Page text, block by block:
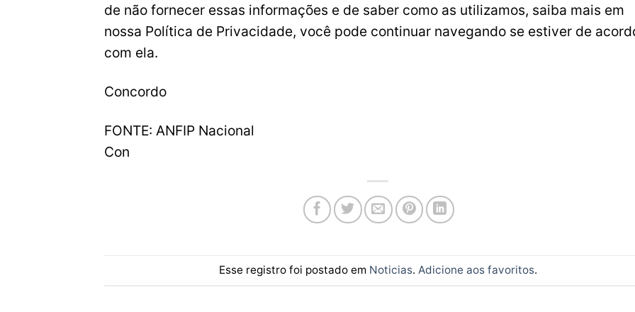
de não fornecer essas informações e de saber como as utilizamos, saiba mais em
nossa Política de Privacidade, você pode continuar navegando se estiver de
com ela.
Concordo
FONTE: ANFIP Nacional
Con
Esse registro foi postado em Noticias. Adicione aos favoritos.